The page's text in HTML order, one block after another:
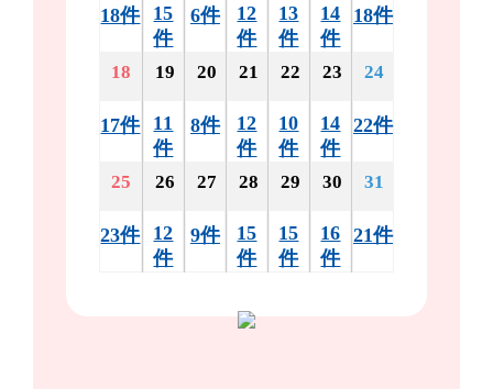
18件
15
件
6件
12
件
13
件
14
件
18件
18
17件
19
11
件
20
8件
21
12
件
22
10
件
23
14
件
24
22件
25
23件
26
12
件
27
9件
28
15
件
29
15
件
30
16
件
31
21件